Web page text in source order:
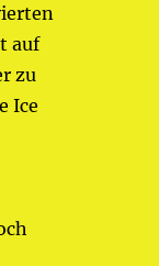
auf
zu
Ice